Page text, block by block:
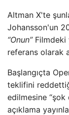
Altman X'te
Johansson'un
“Onun”Filmdeki
referans olarak
Başlangıçta
teklifini
edilmesine “şok
açıklama